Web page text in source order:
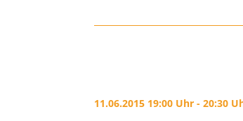
11.06.2015 19:00 Uhr - 20:30